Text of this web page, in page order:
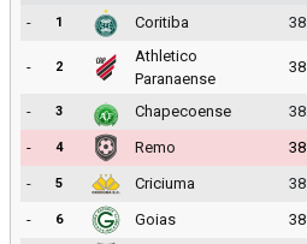
-
1 Coritiba 38
- 2
Athletico
Paranaense
38
- 3 Chapecoense 38
-
4 Remo 38
-
5 Criciuma 38
-
6 Goias 38